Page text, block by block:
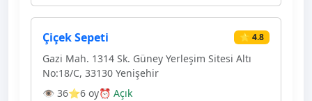
Çiçek Sepeti ⭐ 4.8
Gazi Mah. 1314 Sk. Güney Yerleşim Sitesi Altı
No:18/C, 33130 Yenişehir
👁 36⭐6 oy⏰ Açık